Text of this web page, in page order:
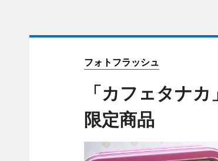
フォトフラッシュ
「カフェタナ
限定商品